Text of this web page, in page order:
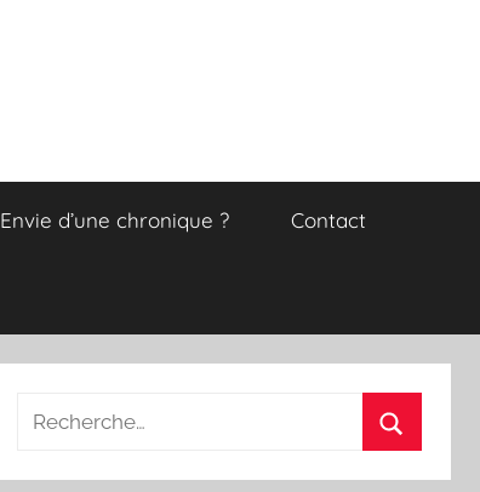
Envie d’une chronique ? Contact
Recherche
: